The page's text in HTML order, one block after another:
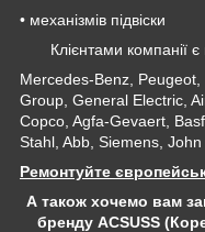
• механізмів підвіски
Клієнтами компанії є
Mercedes-Benz,
Group, General Electric,
Copco, Agfa-Gevaert,
Stahl, Abb, Siemens, John
Ремонтуйте
А також хочемо вам
бренду ACSUSS